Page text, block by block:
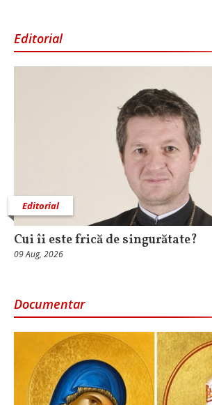
Editorial
Editorial
Cui îi este frică de singurătate?
09 Aug, 2026
Documentar